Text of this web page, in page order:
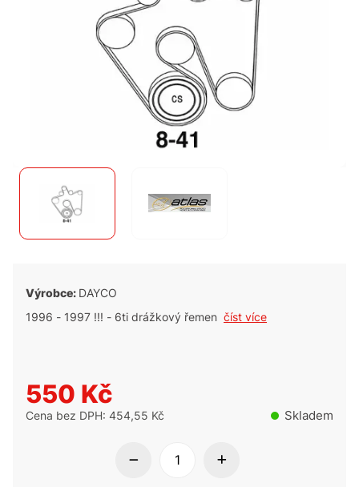
Výrobce: DAYCO
1996 - 1997 !!! - 6ti drážkový řemen číst více
550 Kč
Cena bez DPH: 454,55 Kč Skladem